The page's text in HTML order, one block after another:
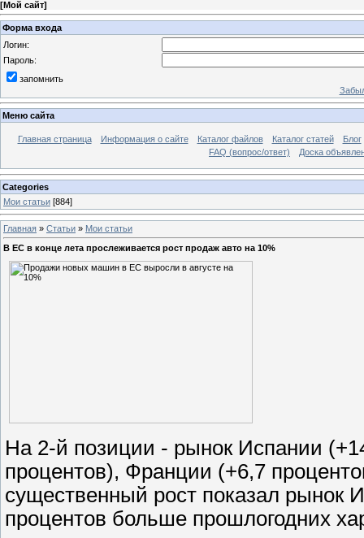
[Мой сайт]
Форма входа
Логин:
Пароль:
запомнить
Меню сайта
Главная страница Информация о сайте Каталог файлов Каталог статей
Блог
FAQ (вопрос/ответ)
Доска
Categories
Мои статьи [884]
Главная » Статьи » Мои статьи
В ЕС в конце лета прослеживается рост продаж авто на 10%
На 2-й позиции - рынок Испании
процентов), Франции (+6,7
существенный рост показал рынок
процентов больше прошлогодних